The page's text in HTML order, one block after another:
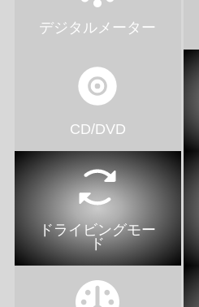
デジタルメーター
CD/DVD
ドライビングモー
ド